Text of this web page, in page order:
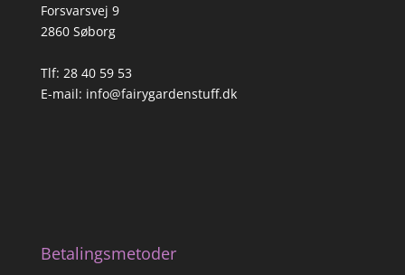
Forsvarsvej 9
2860 Søborg
Tlf: 28 40 59 53
E-mail: info@fairygardenstuff.dk
Betalingsmetoder